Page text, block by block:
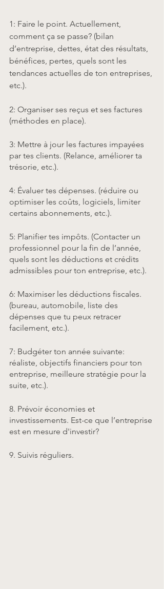
1: Faire le point. Actuellement,
comment ça se passe? (bilan
d’entreprise, dettes, état des résultats,
bénéfices, pertes, quels sont les
tendances actuelles de ton entreprises,
etc.).
2: Organiser ses reçus et ses factures
(méthodes en place).
3: Mettre à jour les factures impayées
par tes clients. (Relance, améliorer ta
trésorie, etc.).
4: Évaluer tes dépenses. (réduire ou
optimiser les coûts, logiciels, limiter
certains abonnements, etc.).
5: Planifier tes impôts. (Contacter un
professionnel pour la fin de l’année,
quels sont les déductions et crédits
admissibles pour ton entreprise, etc.).
6: Maximiser les déductions fiscales.
(bureau, automobile, liste des
dépenses que tu peux retracer
facilement, etc.).
7: Budgéter ton année suivante:
réaliste, objectifs financiers pour ton
entreprise, meilleure stratégie pour la
suite, etc.).
8. Prévoir économies et
investissements. Est-ce que l’entreprise
est en mesure d'investir?
9. Suivis réguliers.